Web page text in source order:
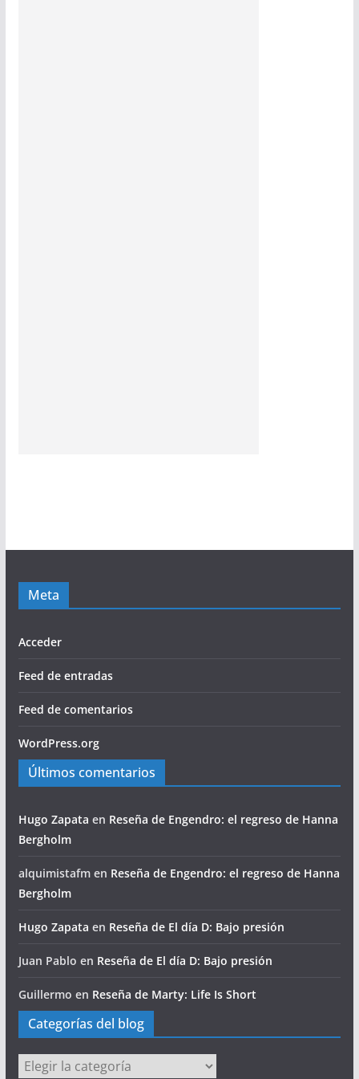
Meta
Acceder
Feed de entradas
Feed de comentarios
WordPress.org
Últimos comentarios
Hugo Zapata en Reseña de Engendro: el regreso de Hanna
Bergholm
alquimistafmen Reseña de Engendro: el regreso de Hanna
Bergholm
Hugo Zapata en Reseña de El día D: Bajo presión
Juan Pablo en Reseña de El día D: Bajo presión
Guillermo en Reseña de Marty: Life Is Short
Categorías del blog
Categorías